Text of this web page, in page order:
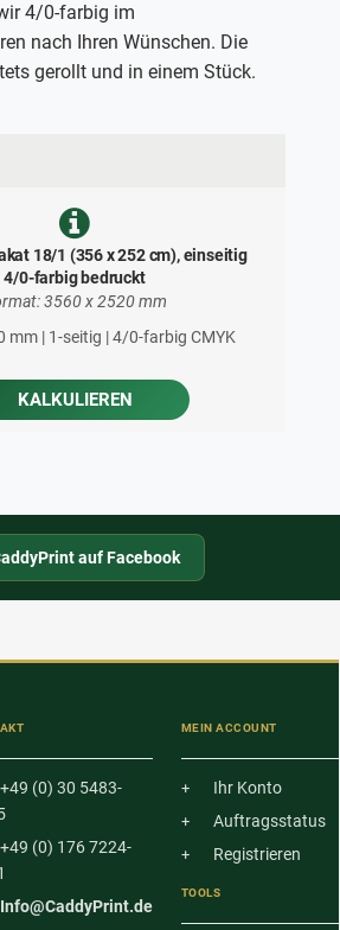
4/0-farbig im
nach Ihren Wünschen. Die
gerollt und in einem Stück.
18/1 (356 x 252 cm), einseitig
4/0-farbig bedruckt
3560 x 2520 mm
mm | 1-seitig | 4/0-farbig CMYK
KALKULIEREN
auf Facebook
+49 (0) 30 5483-
+49 (0) 176 7224-
Info@CaddyPrint.de
MEIN ACCOUNT
Ihr Konto
Auftragsstatus
Registrieren
TOOLS